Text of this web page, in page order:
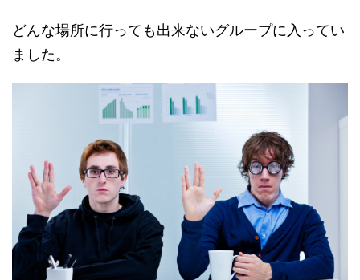
どんな場所に行っても出来ないグループに入ってい
ました。